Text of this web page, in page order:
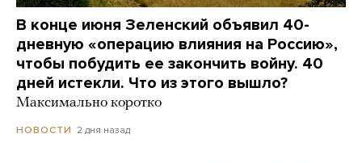
В конце июня Зеленский объявил 40-
дневную «операцию влияния на Россию»,
чтобы побудить ее закончить войну. 40
дней истекли. Что из этого вышло?
Максимально коротко
НОВОСТИ 2 дня назад